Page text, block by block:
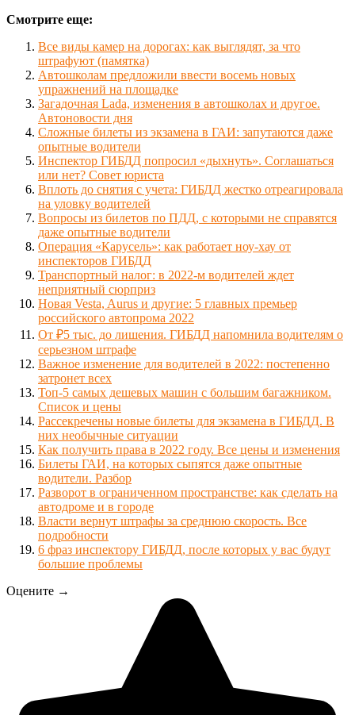
Смотрите еще:
Все виды камер на дорогах: как выглядят, за что
штрафуют (памятка)
Автошколам предложили ввести восемь новых
упражнений на площадке
Загадочная Lada, изменения в автошколах и другое.
Автоновости дня
Сложные билеты из экзамена в ГАИ: запутаются даже
опытные водители
Инспектор ГИБДД попросил «дыхнуть». Соглашаться
или нет? Совет юриста
Вплоть до снятия с учета: ГИБДД жестко отреагировала
на уловку водителей
Вопросы из билетов по ПДД, с которыми не справятся
даже опытные водители
Операция «Карусель»: как работает ноу-хау от
инспекторов ГИБДД
Транспортный налог: в 2022-м водителей ждет
неприятный сюрприз
Новая Vesta, Aurus и другие: 5 главных премьер
российского автопрома 2022
От ₽5 тыс. до лишения. ГИБДД напомнила водителям о
серьезном штрафе
Важное изменение для водителей в 2022: постепенно
затронет всех
Топ-5 самых дешевых машин с большим багажником.
Список и цены
Рассекречены новые билеты для экзамена в ГИБДД. В
них необычные ситуации
Как получить права в 2022 году. Все цены и изменения
Билеты ГАИ, на которых сыпятся даже опытные
водители. Разбор
Разворот в ограниченном пространстве: как сделать на
автодроме и в городе
Власти вернут штрафы за среднюю скорость. Все
подробности
6 фраз инспектору ГИБДД, после которых у вас будут
большие проблемы
Оцените →